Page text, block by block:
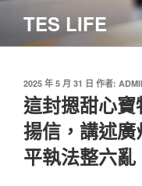
主
TES LIFE
發
佈
於
2025 年 5 月 31 日 作者:
這封摁甜心
揚信，講述
平執法整六亂